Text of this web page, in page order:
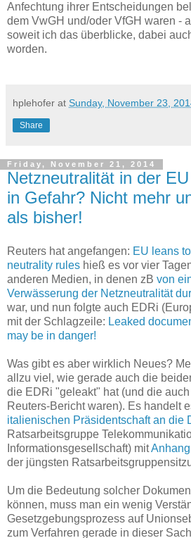
Anfechtung ihrer Entscheidungen
dem VwGH und/oder VfGH waren -
soweit ich das überblicke, dabei
worden.
hplehofer at Sunday, November 23,
Share
Friday, November 21, 2014
Netzneutralität in der
in Gefahr? Nicht mehr
als bisher!
Reuters hat angefangen: EU leans
neutrality rules hieß es vor vier
anderen Medien, in denen zB von
Verwässerung der Netzneutralität
war, und nun folgte auch EDRi
mit der Schlagzeile: Leaked
may be in danger!
Was gibt es aber wirklich Neues?
allzu viel, wie gerade auch die
die EDRi "geleakt" hat (und die
Reuters-Bericht waren). Es handelt
italienischen Präsidentschaft an die
Ratsarbeitsgruppe
Informationsgesellschaft) mitAnhang
der jüngsten
Um die Bedeutung solcher
können, muss man ein wenig
Gesetzgebungsprozess auf
zum Verfahren gerade in dieser